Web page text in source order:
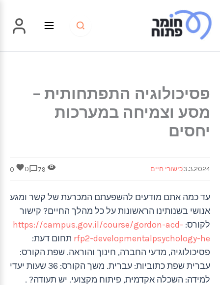
לתוכן
פסיכולוגיה התפתחותית –
מסע וצמיחה במערכות
יחסים
3.3.2024כישורי חיים 0
עד כמה אתם מודעים להשפעתם המכרעת של קשר ומגע
אנושי בשנותינו הראשונות על כל מהלך החיים? קישור
לקורס: https://campus.gov.il/course/gordon-acd-
rfp2-developmentalpsychology-he תחום דעת:
פסיכולוגיה, מדעי החברה, חינוך והוראה. שפת הקורס:
עברית שפת כתוביות: עברית. משך הקורס: 36 שעות יעדי
למידה: השכלה אקדמית, פיתוח מקצועי. יש תעודה? .